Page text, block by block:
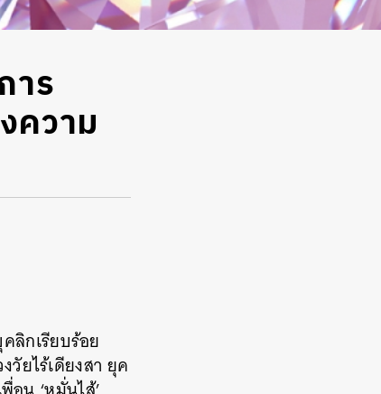
าร
ความ
ลิกเรียบร้อย
ยไร้เดียงสา ยุค